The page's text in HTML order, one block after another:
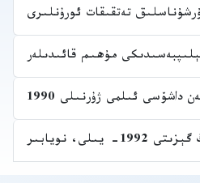
تەتقىقات ئورۇنلىرى
مۇھىم قائىدىلەر
ئىلمى ژۇرنىلى 1990
يىلى، نويابىر